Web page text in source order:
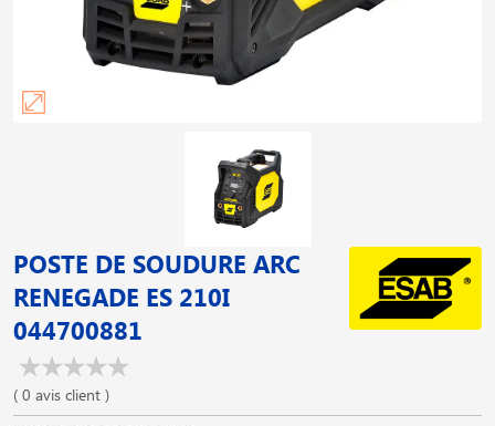
POSTE DE SOUDURE ARC
RENEGADE ES 210I
044700881
( 0 avis client )